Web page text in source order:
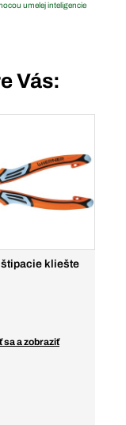
umelej inteligencie
Vás:
štipacie kliešte
sa a zobraziť